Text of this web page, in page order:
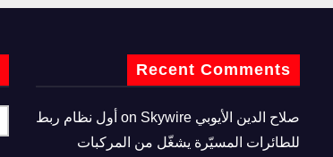
Recent Comments
صلاح الدين الأيوبي
Skywire أول نظام ربط
للطائرات المسيّرة يشغّل من المركبات